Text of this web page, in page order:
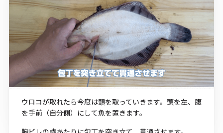
ウロコが取れたら今度は頭を取っていきます。頭を左、腹
を手前（自分側）にして魚を置きます。